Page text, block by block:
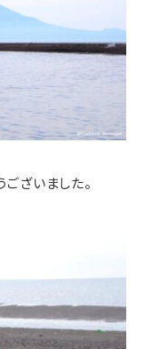
ざいました。